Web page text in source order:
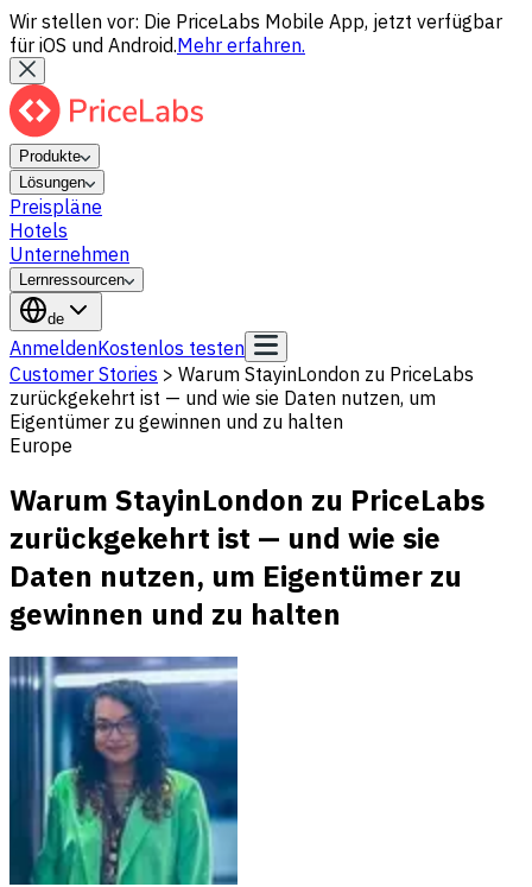
Wir stellen vor: Die PriceLabs Mobile App, jetzt verfügbar
für iOS und Android.Mehr erfahren.
Produkte
Lösungen
Preispläne
Hotels
Unternehmen
Lernressourcen
de
AnmeldenKostenlos testen
Customer Stories > Warum StayinLondon zu PriceLabs
zurückgekehrt ist — und wie sie Daten nutzen, um
Eigentümer zu gewinnen und zu halten
Europe
Warum StayinLondon zu PriceLabs
zurückgekehrt ist — und wie sie
Daten nutzen, um Eigentümer zu
gewinnen und zu halten